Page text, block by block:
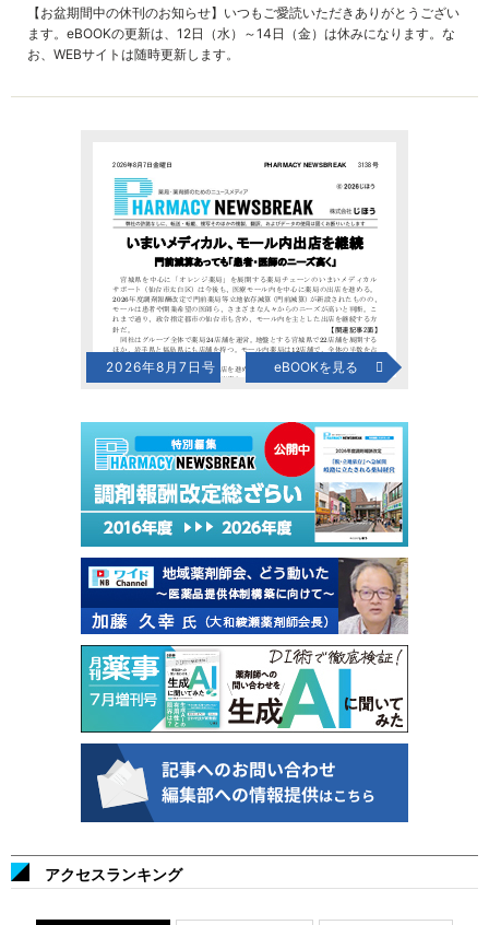
【お盆期間中の休刊のお知らせ】いつもご愛読いただきありがとうござい
ます。eBOOKの更新は、12日（水）～14日（金）は休みになります。な
お、WEBサイトは随時更新します。
2026年8月7日号 eBOOKを見る
アクセスランキング